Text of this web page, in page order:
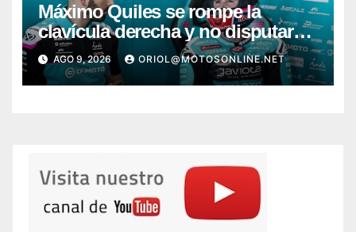
Máximo Quiles se rompe la
clavícula derecha y no disputará
la carrera de Silverstone
AGO 9, 2026 ORIOL@MOTOSONLINE.NET